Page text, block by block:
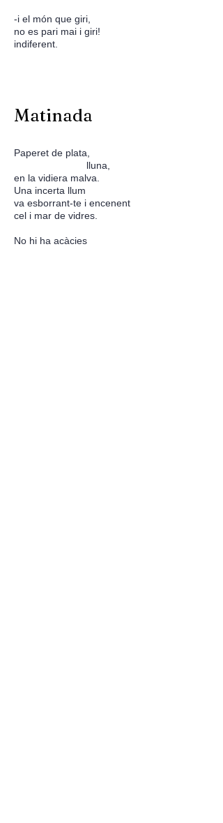
-i el món que giri,
no es pari mai i giri!
indiferent.
Matinada
Paperet de plata,
lluna,
en la vidiera malva.
Una incerta llum
va esborrant-te i encenent
cel i mar de vidres.
No hi ha acàcies